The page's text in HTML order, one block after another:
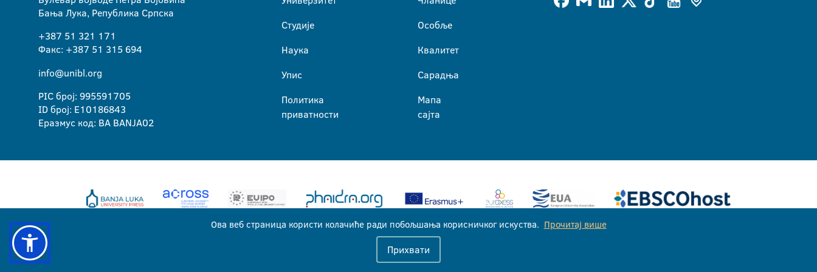
Бања Лука, Република Српска
+387 51 321 171
Факс: +387 51 315 694
info@unibl.org
PIC број: 995591705
ID број: E10186843
Еразмус код: BA BANJA02
Студије
Наука
Упис
Политика
приватности
Особље
Квалитет
Сарадња
Мапа
сајта
Универзитет у Бањој Луци © 2026
Сва права задржана
Ова веб страница користи колачиће ради побољшања корисничког искуства. Прочитај више
Прихвати